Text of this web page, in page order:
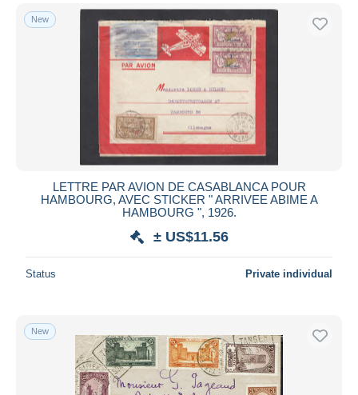
New
LETTRE PAR AVION DE CASABLANCA POUR
HAMBOURG, AVEC STICKER " ARRIVEE ABIME A
HAMBOURG ", 1926.
± US$11.56
Status Private individual
New